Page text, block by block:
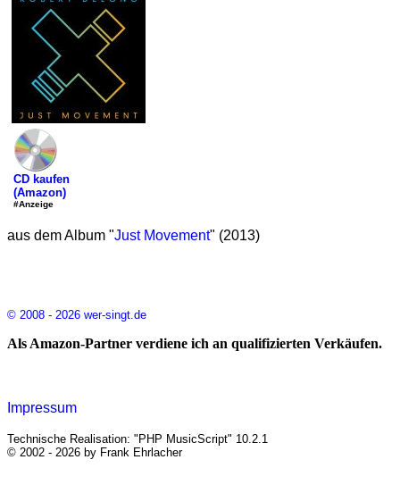
CD kaufen
(Amazon)
#Anzeige
aus dem Album "Just Movement" (2013)
© 2008 - 2026 wer-singt.de
Als Amazon-Partner verdiene ich an qualifizierten Verkäufen.
Impressum
Technische Realisation: "PHP MusicScript" 10.2.1
© 2002 - 2026 by Frank Ehrlacher